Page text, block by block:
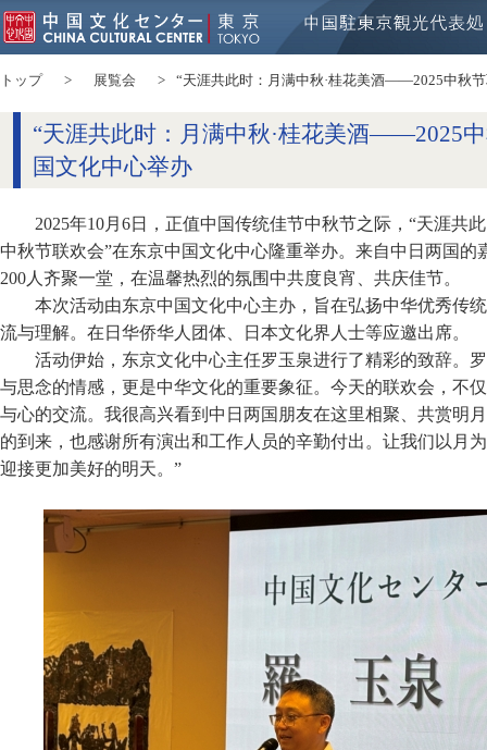
トップ 展覧会 “天涯共此时：月满中秋·桂花美酒——2025中秋
“天涯共此时：月满中秋·桂花美酒——2025
国文化中心举办
2025年10月6日，正值中国传统佳节中秋节之际，“天涯共
中秋节联欢会”在东京中国文化中心隆重举办。来自中日两国的
200人齐聚一堂，在温馨热烈的氛围中共度良宵、共庆佳节。
本次活动由东京中国文化中心主办，旨在弘扬中华优秀传
流与理解。在日华侨华人团体、日本文化界人士等应邀出席。
活动伊始，东京文化中心主任罗玉泉进行了精彩的致辞。
与思念的情感，更是中华文化的重要象征。今天的联欢会，不
与心的交流。我很高兴看到中日两国朋友在这里相聚、共赏明
的到来，也感谢所有演出和工作人员的辛勤付出。让我们以月
迎接更加美好的明天。”